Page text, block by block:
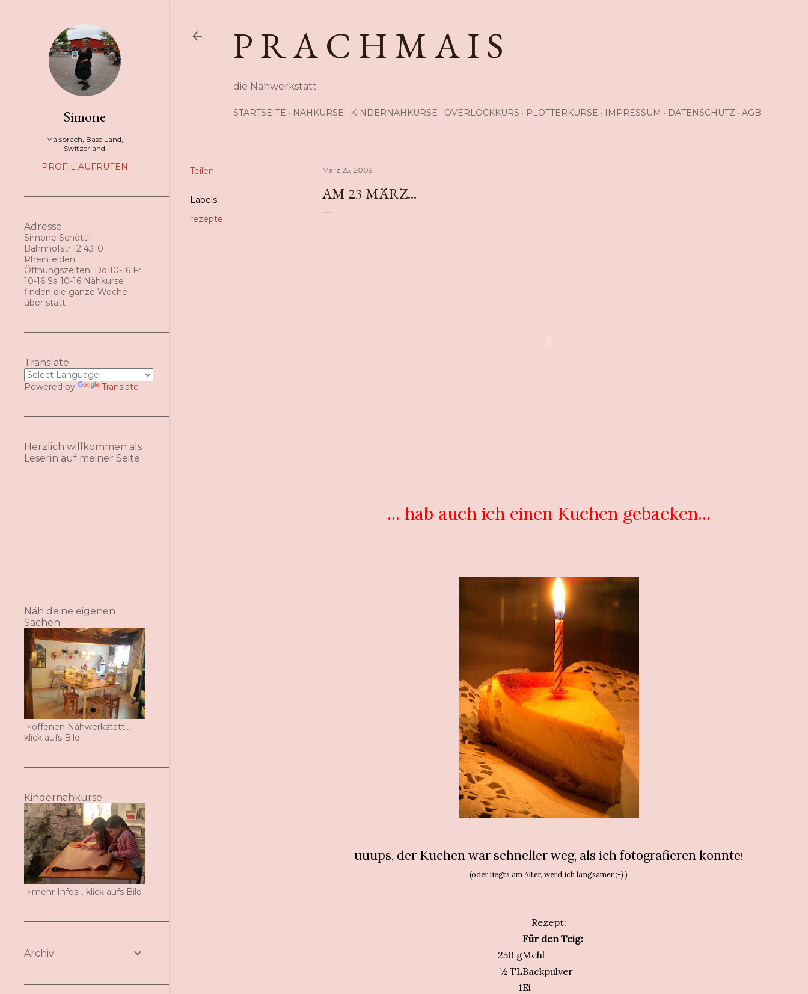
P R A C H M A I S
die Nähwerkstatt
STARTSEITE NÄHKURSE KINDERNÄHKURSE OVERLOCKKURS PLOTTERKURSE IMPRESSUM DATENSCHUTZ AGB
Teilen
Labels
rezepte
März 25, 2009
AM 23 MÄRZ...
... hab auch ich einen Kuchen gebacken...
uuups, der Kuchen war schneller weg, als ich fotografieren konnte!
(oder liegts am Alter, werd ich langsamer ;-) )
Rezept:
Für den Teig:
250 gMehl
½ TLBackpulver
1Ei
Simone
Maisprach, BaselLand,
Switzerland
PROFIL AUFRUFEN
Adresse
Simone Schöttli
Bahnhofstr.12 4310
Rheinfelden
Öffnungszeiten: Do 10-16 Fr
10-16 Sa 10-16 Nähkurse
finden die ganze Woche
über statt
Translate
Powered by Translate
Herzlich willkommen als
Leserin auf meiner Seite
Näh deine eigenen
Sachen
->offenen Nähwerkstatt...
klick aufs Bild
Kindernähkurse
->mehr Infos... klick aufs Bild
Archiv